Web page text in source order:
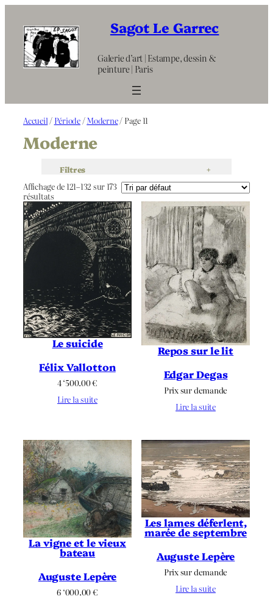
contenu
Sagot Le Garrec
Galerie d’art | Estampe, dessin &
peinture | Paris
Accueil / Période/Moderne/ Page 11
Moderne
Filtres +
Affichage de 121–132 sur 173
résultats
Le suicide
Félix Vallotton
4 ‘500.00€
Lire la suite
Repos sur le lit
Edgar Degas
Prix sur demande
Lire la suite
La vigne et le vieux
bateau
Auguste Lepère
6 ‘000.00€
Les lames déferlent,
marée de septembre
Auguste Lepère
Prix sur demande
Lire la suite